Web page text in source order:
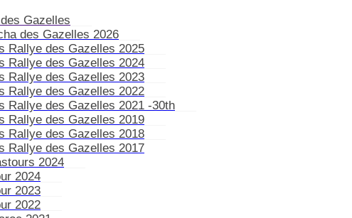
Gazelles
des Gazelles 2026
Rallye des Gazelles 2025
Rallye des Gazelles 2024
Rallye des Gazelles 2023
Rallye des Gazelles 2022
Rallye des Gazelles 2021 -30th
Rallye des Gazelles 2019
Rallye des Gazelles 2018
Rallye des Gazelles 2017
2024
2024
2023
2022